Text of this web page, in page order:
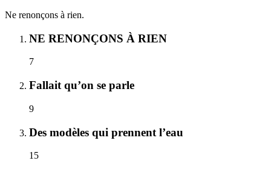
Ne renonçons à rien.
NE RENONÇONS À RIEN
7
Fallait qu’on se parle
9
Des modèles qui prennent l’eau
15